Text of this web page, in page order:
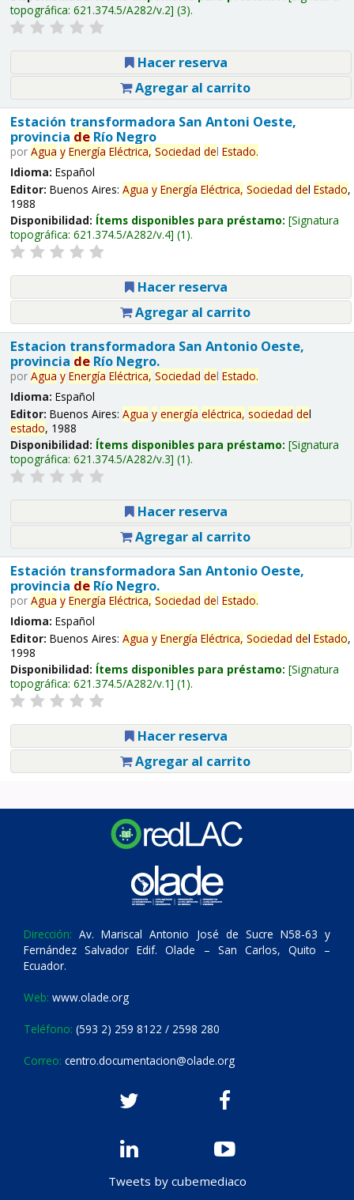
topográfica: 621.374.5/A282/v.2 (3).
Hacer reserva
Agregar al carrito
Estación transformadora San Antoni Oeste,
provincia deRío Negro
por Agua y Energía Eléctrica, Sociedad del Estado.
Idioma: Español
Editor: Buenos Aires: Agua y Energía Eléctrica, Sociedad del Estado,
1988
Disponibilidad: Ítems disponibles para préstamo: Signatura
topográfica: 621.374.5/A282/v.4 (1).
Hacer reserva
Agregar al carrito
Estacion transformadora San Antonio Oeste,
provincia deRío Negro.
por Agua y Energía Eléctrica, Sociedad del Estado.
Idioma: Español
Editor: Buenos Aires: Agua y energía eléctrica, sociedad del
estado, 1988
Disponibilidad: Ítems disponibles para préstamo: Signatura
topográfica: 621.374.5/A282/v.3 (1).
Hacer reserva
Agregar al carrito
Estación transformadora San Antonio Oeste,
provincia deRío Negro.
por Agua y Energía Eléctrica, Sociedad del Estado.
Idioma: Español
Editor: Buenos Aires: Agua y Energía Eléctrica, Sociedad del Estado,
1998
Disponibilidad: Ítems disponibles para préstamo: Signatura
topográfica: 621.374.5/A282/v.1 (1).
Hacer reserva
Agregar al carrito
Dirección: Av. Mariscal Antonio José de Sucre N58-63 y
Fernández Salvador Edif. Olade – San Carlos, Quito –
Ecuador.
Web: www.olade.org
Teléfono: (593 2) 259 8122 / 2598 280
Correo: centro.documentacion@olade.org
Tweets by cubemediaco